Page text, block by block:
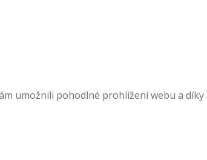
umožnili pohodlné prohlížení webu a